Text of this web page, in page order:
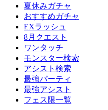
夏休みガチャ
おすすめガチャ
EXラッシュ
8月クエスト
ワンタッチ
モンスター検索
アシスト検索
最強パーティ
最強アシスト
フェス限一覧